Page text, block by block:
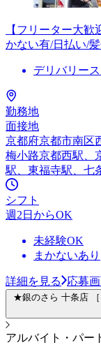
【フリーター大
かない有/日払い/
デリバリー
勤務地
面接地
京都府京都市南区
梅小路京都西駅、
駅、東福寺駅、七
シフト
週2日からOK
未経験OK
まかないあり
詳細を見る 応募
★銀のさら 十条店 ［
アルバイト・パー